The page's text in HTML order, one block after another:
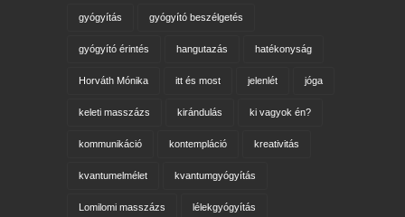
gyógyítás gyógyító beszélgetés
gyógyító érintés hangutazás hatékonyság
Horváth Mónika itt és most jelenlét jóga
keleti masszázs kirándulás ki vagyok én?
kommunikáció kontempláció kreativitás
kvantumelmélet kvantumgyógyítás
Lomilomi masszázs lélekgyógyítás